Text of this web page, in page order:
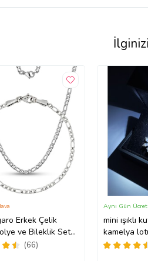
Erkek Çelik
ve Bileklik Set
(Metal)
(66)
mini ışıklı
kamelya
sevgililer
Aynı Gün